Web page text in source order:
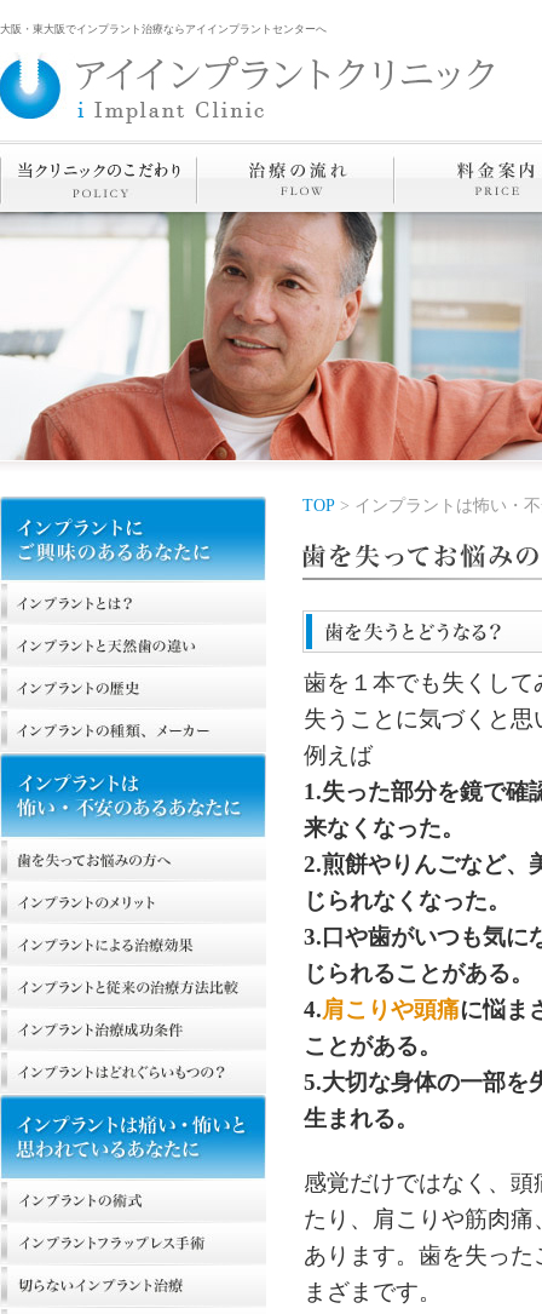
大阪・東大阪でインプラント治療ならアイインプラントセンターへ
TOP > インプラントは怖い・
歯を１本でも失くし
失うことに気づくと思
例えば
1.失った部分を鏡で確
来なくなった。
2.煎餅やりんごなど、
じられなくなった。
3.口や歯がいつも気に
じられることがある。
4.肩こりや頭痛に悩ま
ことがある。
5.大切な身体の一部を
生まれる。
感覚だけではなく、
たり、肩こりや筋肉
あります。歯を失った
まざまです。